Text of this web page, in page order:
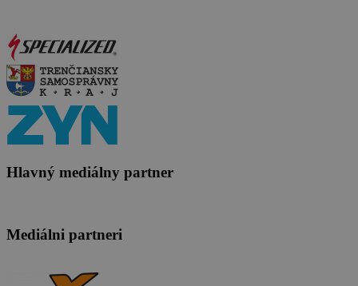
Hlavný mediálny partner
Mediálni partneri